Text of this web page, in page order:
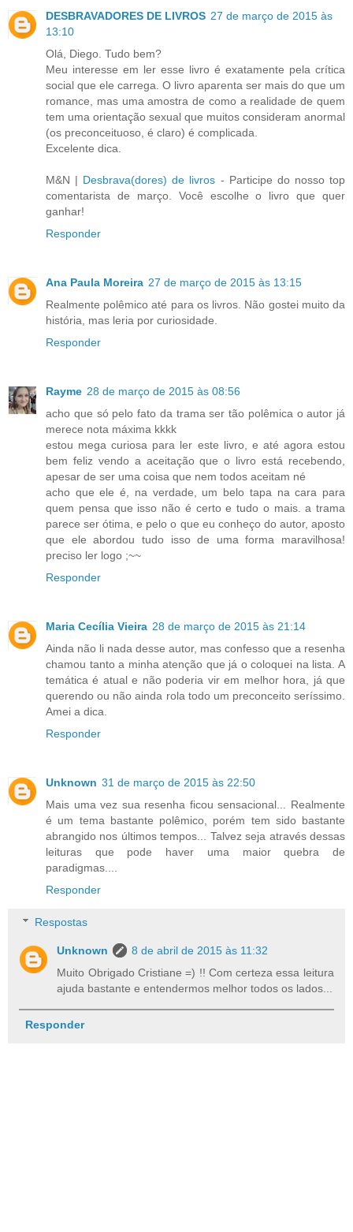
DESBRAVADORES DE LIVROS 27 de março de 2015 às
13:10
Olá, Diego. Tudo bem?
Meu interesse em ler esse livro é exatamente pela crítica
social que ele carrega. O livro aparenta ser mais do que um
romance, mas uma amostra de como a realidade de quem
tem uma orientação sexual que muitos consideram anormal
(os preconceituoso, é claro) é complicada.
Excelente dica.
M&N | Desbrava(dores) de livros - Participe do nosso top
comentarista de março. Você escolhe o livro que quer
ganhar!
Responder
Ana Paula Moreira 27 de março de 2015 às 13:15
Realmente polêmico até para os livros. Não gostei muito da
história, mas leria por curiosidade.
Responder
Rayme 28 de março de 2015 às 08:56
acho que só pelo fato da trama ser tão polêmica o autor já
merece nota máxima kkkk
estou mega curiosa para ler este livro, e até agora estou
bem feliz vendo a aceitação que o livro está recebendo,
apesar de ser uma coisa que nem todos aceitam né
acho que ele é, na verdade, um belo tapa na cara para
quem pensa que isso não é certo e tudo o mais. a trama
parece ser ótima, e pelo o que eu conheço do autor, aposto
que ele abordou tudo isso de uma forma maravilhosa!
preciso ler logo ;~~
Responder
Maria Cecília Vieira 28 de março de 2015 às 21:14
Ainda não li nada desse autor, mas confesso que a resenha
chamou tanto a minha atenção que já o coloquei na lista. A
temática é atual e não poderia vir em melhor hora, já que
querendo ou não ainda rola todo um preconceito seríssimo.
Amei a dica.
Responder
Unknown 31 de março de 2015 às 22:50
Mais uma vez sua resenha ficou sensacional... Realmente
é um tema bastante polêmico, porém tem sido bastante
abrangido nos últimos tempos... Talvez seja através dessas
leituras que pode haver uma maior quebra de
paradigmas....
Responder
Respostas
Unknown
8 de abril de 2015 às 11:32
Muito Obrigado Cristiane =) !! Com certeza essa leitura
ajuda bastante e entendermos melhor todos os lados...
Responder